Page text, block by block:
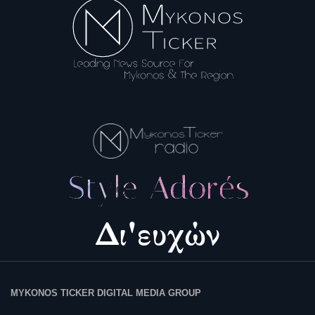
MYKONOS TICKER DIGITAL MEDIA GROUP